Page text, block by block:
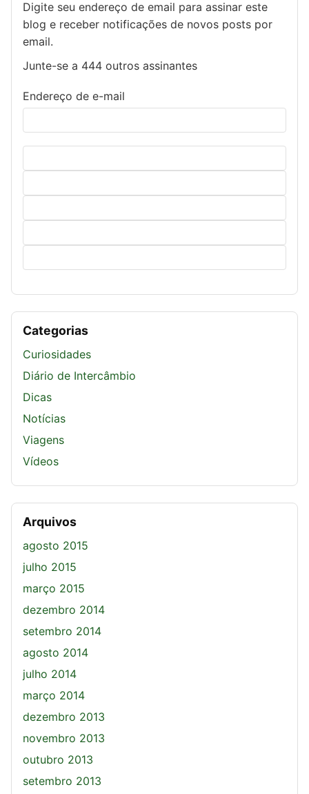
Digite seu endereço de email para assinar este
blog e receber notificações de novos posts por
email.
Junte-se a 444 outros assinantes
Endereço de e-mail
Categorias
Curiosidades
Diário de Intercâmbio
Dicas
Notícias
Viagens
Vídeos
Arquivos
agosto 2015
julho 2015
março 2015
dezembro 2014
setembro 2014
agosto 2014
julho 2014
março 2014
dezembro 2013
novembro 2013
outubro 2013
setembro 2013